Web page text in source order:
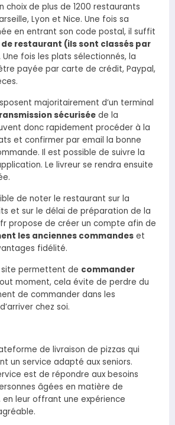
choix de plus de 1200 restaurants
Lyon et Nice. Une fois sa
en entrant son code postal, il suffit
restaurant (ils sont classés par
Une fois les plats sélectionnés, la
payée par carte de crédit, Paypal,
majoritairement d’un terminal
sécurisée de la
donc rapidement procéder à la
et confirmer par email la bonne
Il est possible de suivre la
Le livreur se rendra ensuite
de noter le restaurant sur la
et sur le délai de préparation de la
propose de créer un compte afin de
les anciennes commandes et
fidélité.
site permettent de commander
moment, cela évite de perdre du
de commander dans les
chez soi.
de livraison de pizzas qui
un service adapté aux seniors.
est de répondre aux besoins
âgées en matière de
en leur offrant une expérience